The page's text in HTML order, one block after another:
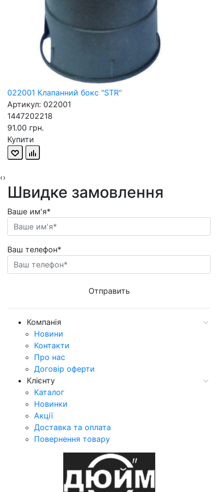
022001 Клапанний бокс "STR"
Артикул: 022001
1447202218
91.00 грн.
Купити
‹›
Швидке замовлення
Ваше им'я*
Ваш телефон*
Компанія
Новини
Контакти
Про нас
Договір оферти
Клієнту
Каталог
Новинки
Акції
Доставка та оплата
Повернення товару